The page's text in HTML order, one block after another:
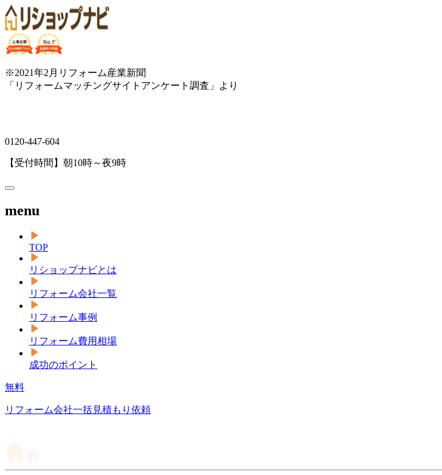
※2021年2月リフォーム産業新聞
「リフォームマッチングサイトアンケート調査」より
0120-447-604
【受付時間】朝10時～夜9時
menu
TOP
リショップナビとは
リフォーム会社一覧
リフォーム事例
リフォーム費用相場
成功のポイント
無料
リフォーム会社一括見積もり依頼